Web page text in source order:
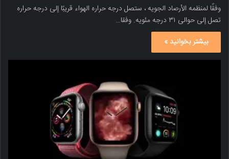
وفقًا لمنظمه الأرصاد الجویه ، ستصل درجه حراره الهواء قریبًا إلى درجه حراره
تصل إلى حوالی ۳۱ درجه مئویه. وفقا…
بیشتر بخوانید »